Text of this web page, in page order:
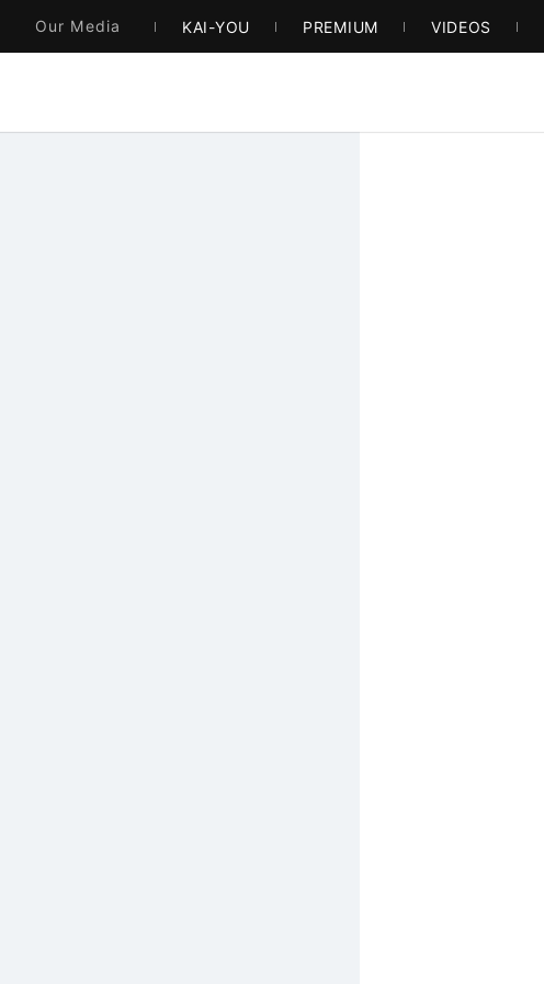
Our Media KAI-YOU PREMIUM VIDEOS